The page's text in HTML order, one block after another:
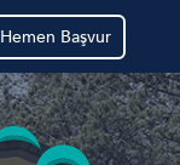
Hemen Başvur